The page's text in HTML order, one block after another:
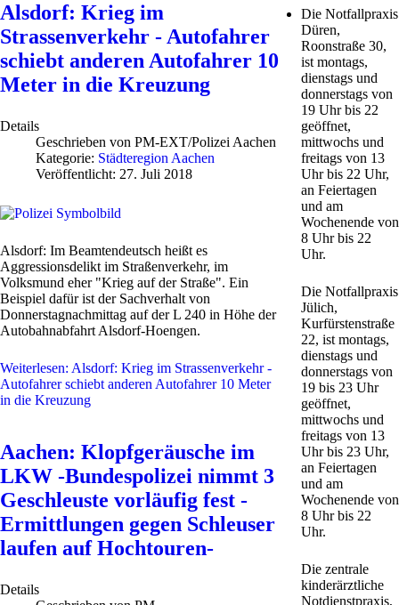
Alsdorf: Krieg im
Strassenverkehr - Autofahrer
schiebt anderen Autofahrer 10
Meter in die Kreuzung
Details
Geschrieben von PM-EXT/Polizei Aachen
Kategorie: Städteregion Aachen
Veröffentlicht: 27. Juli 2018
Alsdorf: Im Beamtendeutsch heißt es
Aggressionsdelikt im Straßenverkehr, im
Volksmund eher "Krieg auf der Straße". Ein
Beispiel dafür ist der Sachverhalt von
Donnerstagnachmittag auf der L 240 in Höhe der
Autobahnabfahrt Alsdorf-Hoengen.
Weiterlesen: Alsdorf: Krieg im Strassenverkehr -
Autofahrer schiebt anderen Autofahrer 10 Meter
in die Kreuzung
Aachen: Klopfgeräusche im
LKW -Bundespolizei nimmt 3
Geschleuste vorläufig fest -
Ermittlungen gegen Schleuser
laufen auf Hochtouren-
Details
Die Notfallpraxis
Düren,
Roonstraße 30,
ist montags,
dienstags und
donnerstags von
19 Uhr bis 22
geöffnet,
mittwochs und
freitags von 13
Uhr bis 22 Uhr,
an Feiertagen
und am
Wochenende von
8 Uhr bis 22
Uhr.
Die Notfallpraxis
Jülich,
Kurfürstenstraße
22, ist montags,
dienstags und
donnerstags von
19 bis 23 Uhr
geöffnet,
mittwochs und
freitags von 13
Uhr bis 23 Uhr,
an Feiertagen
und am
Wochenende von
8 Uhr bis 22
Uhr.
Die zentrale
kinderärztliche
Notdienstpraxis,